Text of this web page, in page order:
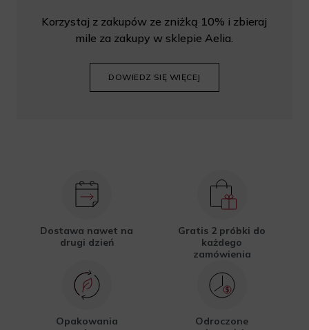
Korzystaj z zakupów ze zniżką 10% i zbieraj
mile za zakupy w sklepie Aelia.
DOWIEDZ SIĘ WIĘCEJ
Dostawa nawet na
drugi dzień
Gratis 2 próbki do
każdego
zamówienia
Opakowania
Odroczone